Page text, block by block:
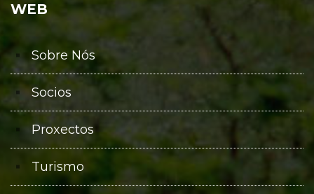
WEB
Sobre Nós
Socios
Proxectos
Turismo